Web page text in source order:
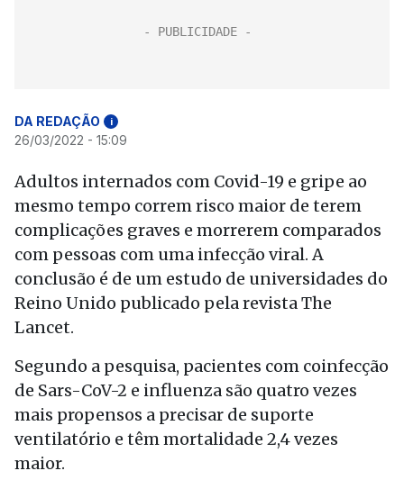
DA REDAÇÃO i
26/03/2022 - 15:09
Adultos internados com Covid-19 e gripe ao
mesmo tempo correm risco maior de terem
complicações graves e morrerem comparados
com pessoas com uma infecção viral. A
conclusão é de um estudo de universidades do
Reino Unido publicado pela revista The
Lancet.
Segundo a pesquisa, pacientes com coinfecção
de Sars-CoV-2 e influenza são quatro vezes
mais propensos a precisar de suporte
ventilatório e têm mortalidade 2,4 vezes
maior.